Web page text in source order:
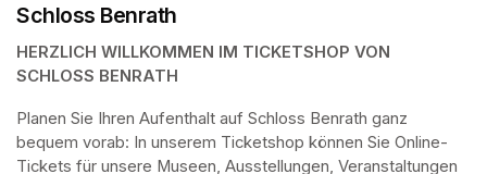
Schloss Benrath
HERZLICH WILLKOMMEN IM TICKETSHOP VON
SCHLOSS BENRATH
Planen Sie Ihren Aufenthalt auf Schloss Benrath ganz
bequem vorab: In unserem Ticketshop können Sie Online-
Tickets für unsere Museen, Ausstellungen, Veranstaltungen